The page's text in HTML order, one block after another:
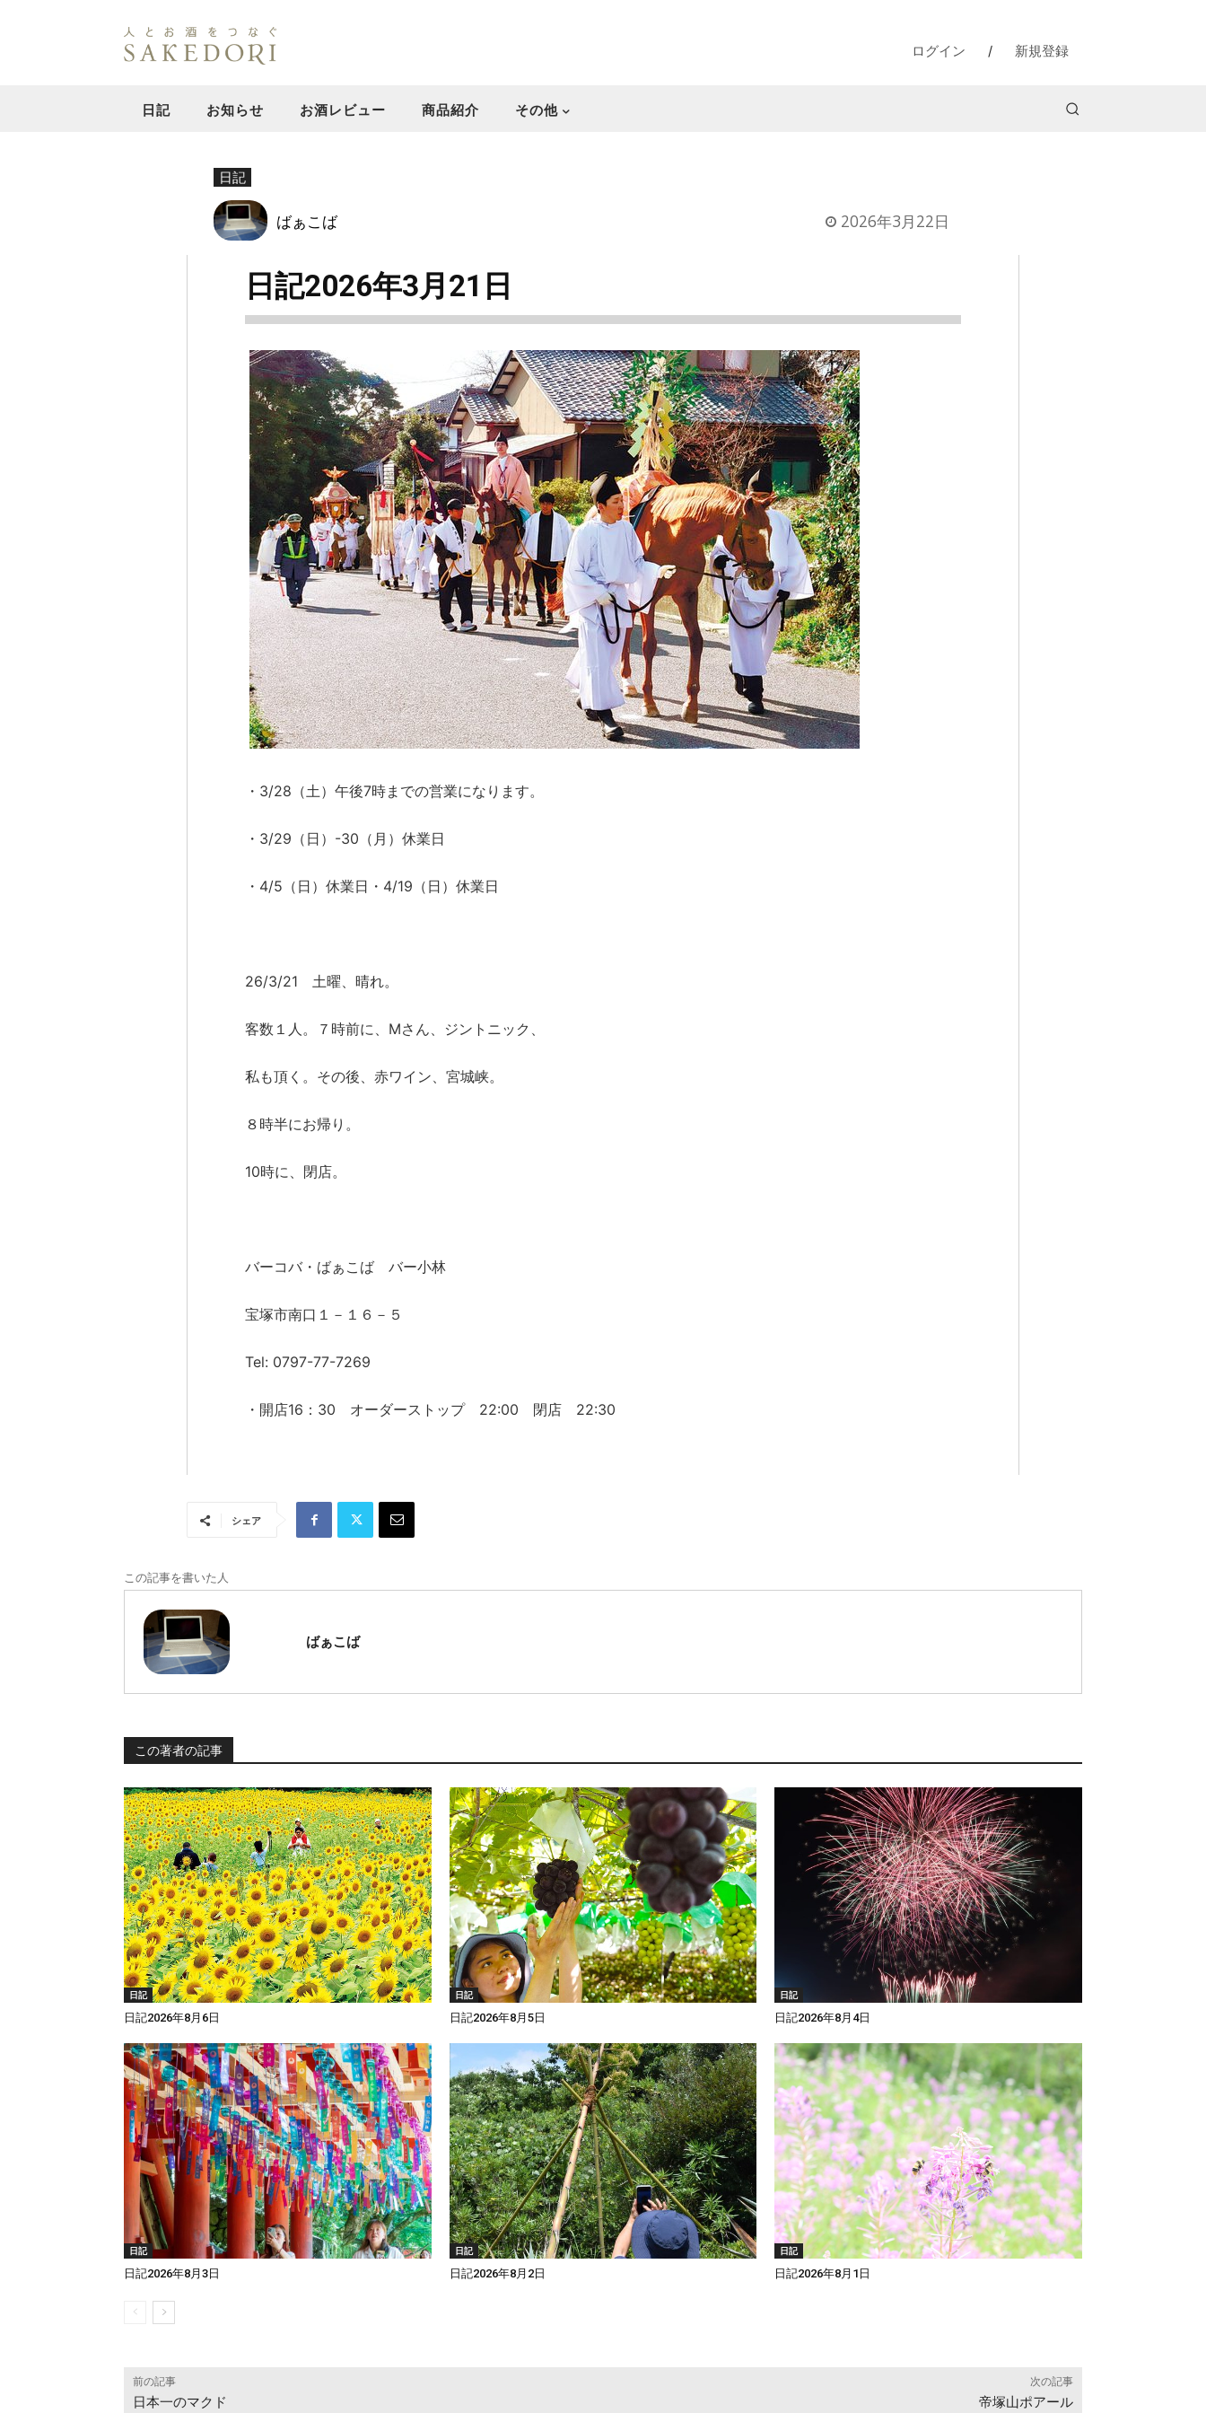
ログイン / 新規登録
日記 お知らせ お酒レビュー 商品紹介 その他
日記
ばぁこば 2026年3月22日
日記2026年3月21日
・3/28（土）午後7時までの営業になります。
・3/29（日）-30（月）休業日
・4/5（日）休業日・4/19（日）休業日
26/3/21 土曜、晴れ。
客数１人。７時前に、Mさん、ジントニック、
私も頂く。その後、赤ワイン、宮城峡。
８時半にお帰り。
10時に、閉店。
バーコバ・ばぁこば バー小林
宝塚市南口１－１６－５
Tel: 0797-77-7269
・開店16：30 オーダーストップ 22:00 閉店 22:30
シェア
この記事を書いた人
ばぁこば
この著者の記事
日記
日記2026年8月6日
日記
日記2026年8月5日
日記
日記2026年8月4日
日記
日記2026年8月3日
日記
日記2026年8月2日
日記
日記2026年8月1日
前の記事
日本一のマクド
次の記事
帝塚山ポアール